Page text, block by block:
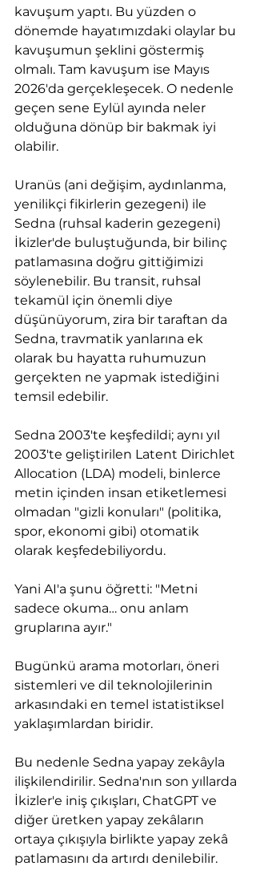
kavuşum yaptı. Bu yüzden o
dönemde hayatımızdaki olaylar bu
kavuşumun şeklini göstermiş
olmalı. Tam kavuşum ise Mayıs
2026'da gerçekleşecek. O nedenle
geçen sene Eylül ayında neler
olduğuna dönüp bir bakmak iyi
olabilir.
Uranüs (ani değişim, aydınlanma,
yenilikçi fikirlerin gezegeni) ile
Sedna (ruhsal kaderin gezegeni)
İkizler'de buluştuğunda, bir bilinç
patlamasına doğru gittiğimizi
söylenebilir. Bu transit, ruhsal
tekamül için önemli diye
düşünüyorum, zira bir taraftan da
Sedna, travmatik yanlarına ek
olarak bu hayatta ruhumuzun
gerçekten ne yapmak istediğini
temsil edebilir.
Sedna 2003'te keşfedildi; aynı yıl
2003'te geliştirilen Latent Dirichlet
Allocation (LDA) modeli, binlerce
metin içinden insan etiketlemesi
olmadan "gizli konuları" (politika,
spor, ekonomi gibi) otomatik
olarak keşfedebiliyordu.
Yani AI'a şunu öğretti: "Metni
sadece okuma… onu anlam
gruplarına ayır."
Bugünkü arama motorları, öneri
sistemleri ve dil teknolojilerinin
arkasındaki en temel istatistiksel
yaklaşımlardan biridir.
Bu nedenle Sedna yapay zekâyla
ilişkilendirilir. Sedna'nın son yıllarda
İkizler'e iniş çıkışları, ChatGPT ve
diğer üretken yapay zekâların
ortaya çıkışıyla birlikte yapay zekâ
patlamasını da artırdı denilebilir.